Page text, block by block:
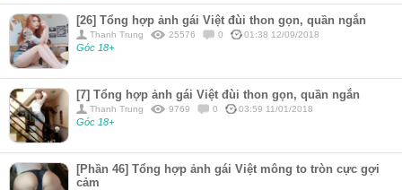
[26] Tổng hợp ảnh gái Việt đùi thon gọn, quần ngắn
Thanh Trung 25576 0 01:38 12/09/2018
Góc 18+
[7] Tổng hợp ảnh gái Việt đùi thon gọn, quần ngắn
Thanh Trung 9769 0 03:59 11/01/2018
Góc 18+
[Phần 46] Tổng hợp ảnh gái Việt mông to tròn cực gợi
cảm